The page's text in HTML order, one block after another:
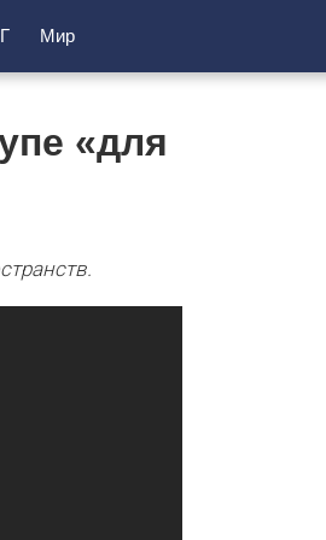
Мир
«для